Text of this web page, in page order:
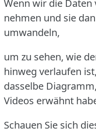
Wenn wir die Daten
nehmen und sie
umwandeln,
um zu sehen, wie
hinweg verlaufen
dasselbe
Videos erwähnt
Schauen Sie sich